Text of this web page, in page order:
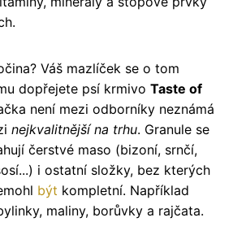
Váš mazlíček se o tom
dopřejete psí krmivo Taste of
není mezi odborníky neznámá
nejkvalitnější na trhu. Granule se
čerstvé maso (bizoní, srnčí,
i ostatní složky, bez kterých
být kompletní. Například
maliny, borůvky a rajčata.